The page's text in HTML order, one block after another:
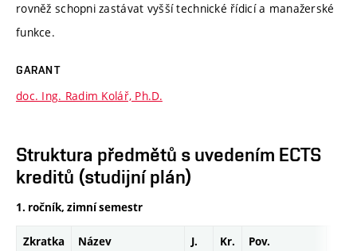
rovněž schopni zastávat vyšší technické řídicí a manažerské
funkce.
GARANT
doc. Ing. Radim Kolář, Ph.D.
Struktura předmětů s uvedením ECTS
kreditů (studijní plán)
1. ročník, zimní semestr
Zkratka Název J. Kr. Pov.